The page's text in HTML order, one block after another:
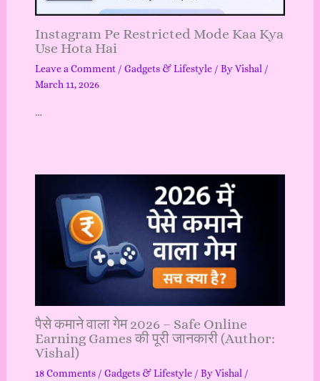
Instagram Pe Restricted Mode Kaa Kya
Use Hota Hai
Leave a Comment / Gadgets & Lifestyle/ ByVishal /
March 11, 2026
…
पैसे कमाने वाला गेम 2026 – Safe Online
Earning Games की पूरी जानकारी (Author:
Vishal)
18 Comments / Gadgets & Lifestyle/ ByVishal /